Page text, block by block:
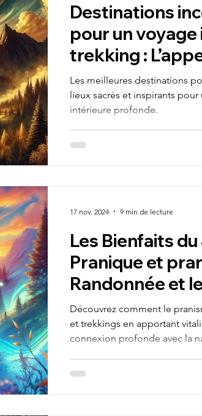
Destinations
pour un
trekking :
comme guide
Les meilleures destinations
lieux sacrés et inspirants
intérieure profonde.
Les Bienfaits
Pranique et
Randonnée et
Énergie,
Découvrez comment le
et trekkings en apportant
connexion profonde avec la
17 nov. 2024 9 min de lecture